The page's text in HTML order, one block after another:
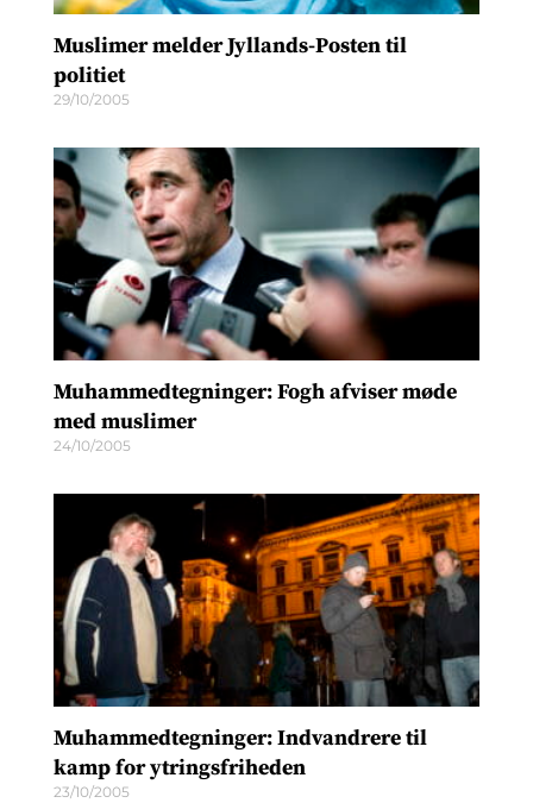
Muslimer melder Jyllands-Posten til
politiet
29/10/2005
Muhammedtegninger: Fogh afviser møde
med muslimer
24/10/2005
Muhammedtegninger: Indvandrere til
kamp for ytringsfriheden
23/10/2005